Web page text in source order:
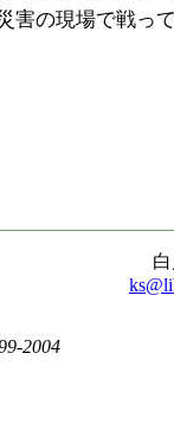
害の現場で戦っ
2004